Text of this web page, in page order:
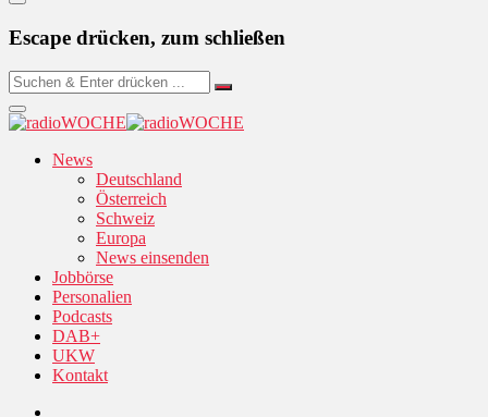
Escape drücken, zum schließen
News
Deutschland
Österreich
Schweiz
Europa
News einsenden
Jobbörse
Personalien
Podcasts
DAB+
UKW
Kontakt